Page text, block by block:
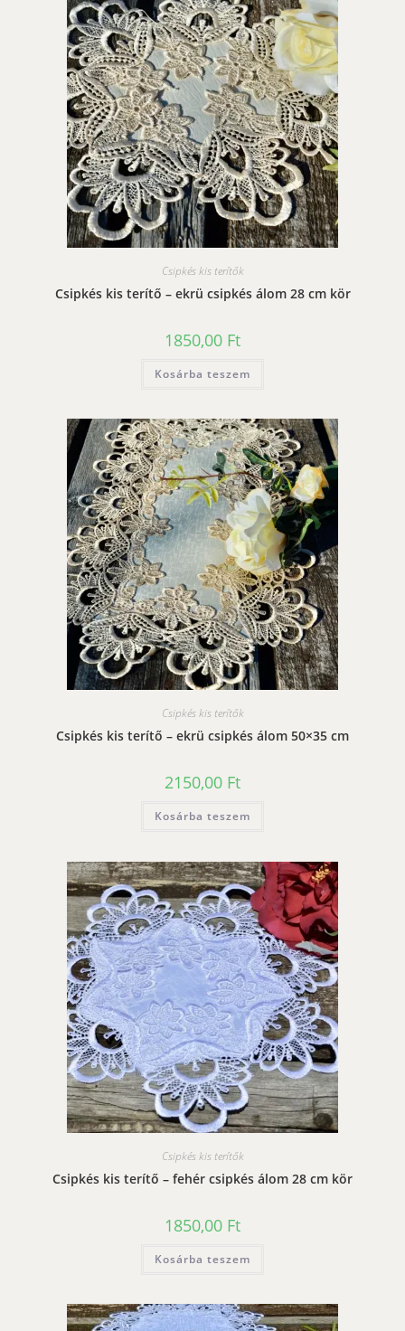
Csipkés kis terítők
Csipkés kis terítő – ekrü csipkés álom 28 cm kör
1850,00 Ft
Kosárba teszem
Csipkés kis terítők
Csipkés kis terítő – ekrü csipkés álom 50×35 cm
2150,00 Ft
Kosárba teszem
Csipkés kis terítők
Csipkés kis terítő – fehér csipkés álom 28 cm kör
1850,00 Ft
Kosárba teszem